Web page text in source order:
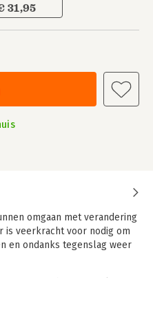
31,95
omgaan met verandering
is veerkracht voor nodig om
en ondanks tegenslag weer
van deze begrippen en 105